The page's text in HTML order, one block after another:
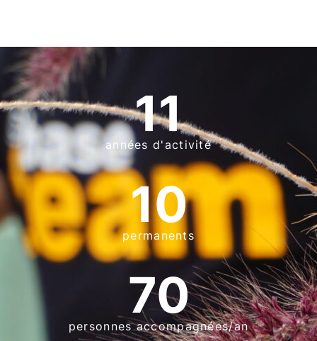
années d'activité
11
permanents
10
personnes accompagnées/an
70